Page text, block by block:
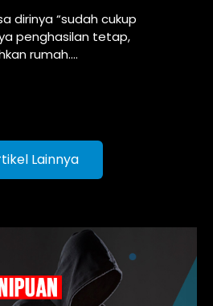
dirinya “sudah cukup
penghasilan tetap,
rumah....
Lainnya